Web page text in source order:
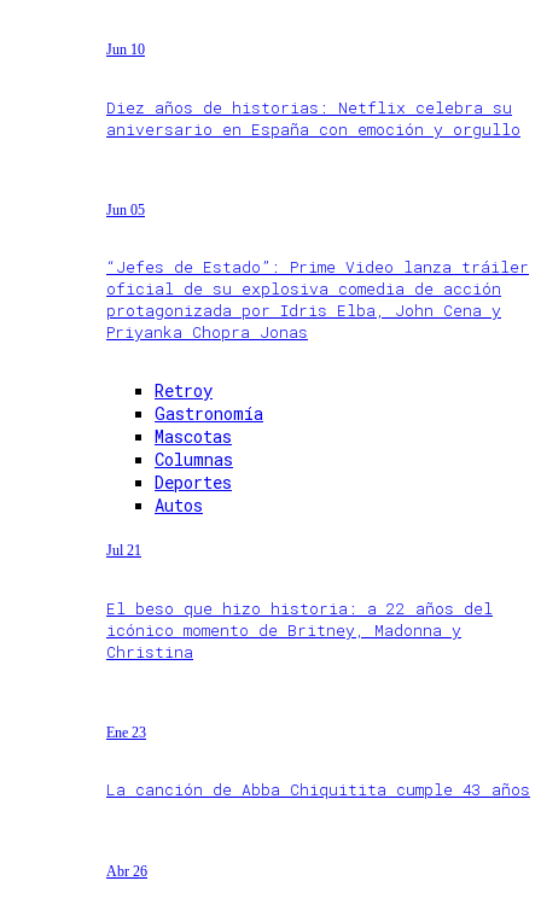
Jun 10
Diez años de historias: Netflix celebra su
aniversario en España con emoción y orgullo
Jun 05
“Jefes de Estado”: Prime Video lanza tráiler
oficial de su explosiva comedia de acción
protagonizada por Idris Elba, John Cena y
Priyanka Chopra Jonas
Retroy
Gastronomía
Mascotas
Columnas
Deportes
Autos
Jul 21
El beso que hizo historia: a 22 años del
icónico momento de Britney, Madonna y
Christina
Ene 23
La canción de Abba Chiquitita cumple 43 años
Abr 26